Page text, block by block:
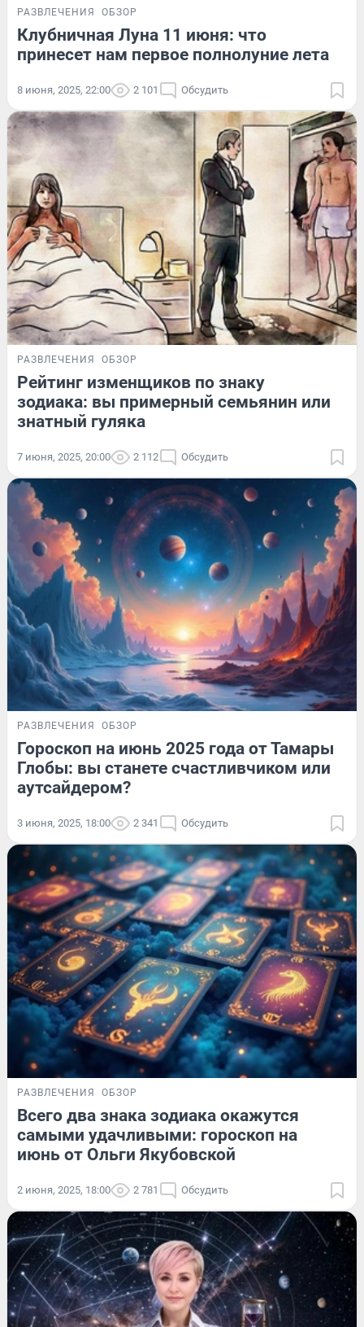
РАЗВЛЕЧЕНИЯ ОБЗОР
Клубничная Луна 11 июня: что
принесет нам первое полнолуние лета
8 июня, 2025, 22:00 2 101 Обсудить
РАЗВЛЕЧЕНИЯ ОБЗОР
Рейтинг изменщиков по знаку
зодиака: вы примерный семьянин или
знатный гуляка
7 июня, 2025, 20:00 2 112 Обсудить
РАЗВЛЕЧЕНИЯ ОБЗОР
Гороскоп на июнь 2025 года от Тамары
Глобы: вы станете счастливчиком или
аутсайдером?
3 июня, 2025, 18:00 2 341 Обсудить
РАЗВЛЕЧЕНИЯ ОБЗОР
Всего два знака зодиака окажутся
самыми удачливыми: гороскоп на
июнь от Ольги Якубовской
2 июня, 2025, 18:00 2 781 Обсудить